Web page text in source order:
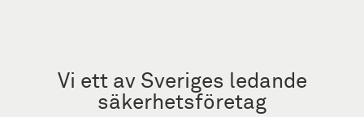
Vi ett av Sveriges ledande
säkerhetsföretag